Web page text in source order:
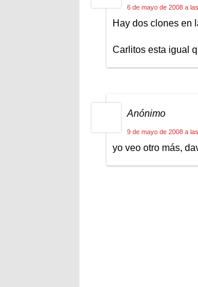
6 de mayo de 2008 a
Hay dos clones en
Carlitos esta igual
Anónimo
9 de mayo de 2008 a
yo veo otro más,